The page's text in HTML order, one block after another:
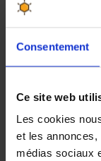
Consentement
Ce site web
Les cookies
et les
médias sociaux